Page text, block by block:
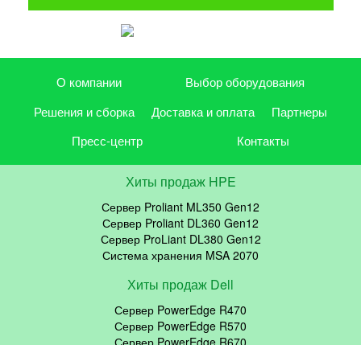
О компании
Выбор оборудования
Решения и сборка
Доставка и оплата
Партнеры
Пресс-центр
Контакты
Хиты продаж HPE
Сервер Proliant ML350 Gen12
Сервер Proliant DL360 Gen12
Сервер ProLiant DL380 Gen12
Система хранения MSA 2070
Хиты продаж Dell
Сервер PowerEdge R470
Сервер PowerEdge R570